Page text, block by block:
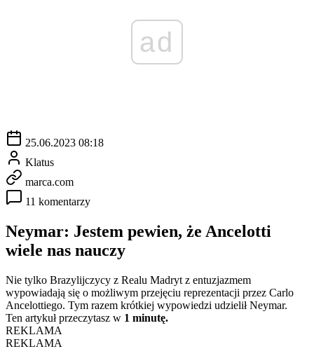
ad
25.06.2023 08:18
Klatus
marca.com
11 komentarzy
Neymar: Jestem pewien, że Ancelotti
wiele nas nauczy
Nie tylko Brazylijczycy z Realu Madryt z entuzjazmem
wypowiadają się o możliwym przejęciu reprezentacji przez Carlo
Ancelottiego. Tym razem krótkiej wypowiedzi udzielił Neymar.
Ten artykuł przeczytasz w 1 minutę.
REKLAMA
REKLAMA